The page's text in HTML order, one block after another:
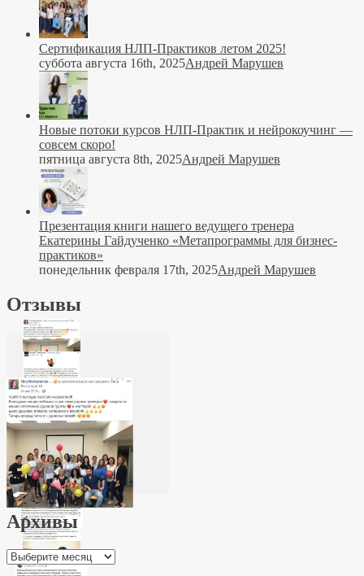
Сертификация НЛП-Практиков летом 2025!
суббота августа 16th, 2025Андрей Марушев
Новые потоки курсов НЛП-Практик и нейрокоучинг —
совсем скоро!
пятница августа 8th, 2025Андрей Марушев
Презентация книги нашего ведущего тренера
Екатерины Гайдученко «Метапрограммы для бизнес-
практиков»
понедельник февраля 17th, 2025Андрей Марушев
Отзывы
Архивы
Архивы